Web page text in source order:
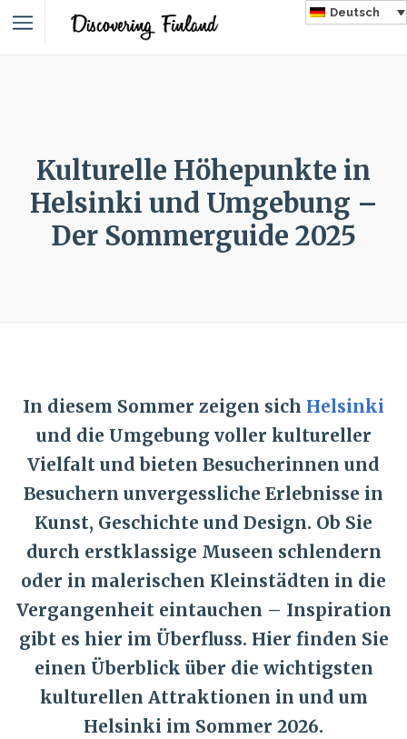
Deutsch
Kulturelle Höhepunkte in
Helsinki und Umgebung –
Der Sommerguide 2025
In diesem Sommer zeigen sich Helsinki
und die Umgebung voller kultureller
Vielfalt und bieten Besucherinnen und
Besuchern unvergessliche Erlebnisse in
Kunst, Geschichte und Design. Ob Sie
durch erstklassige Museen schlendern
oder in malerischen Kleinstädten in die
Vergangenheit eintauchen – Inspiration
gibt es hier im Überfluss. Hier finden Sie
einen Überblick über die wichtigsten
kulturellen Attraktionen in und um
Helsinki im Sommer 2026.